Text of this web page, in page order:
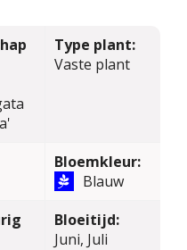
Type plant:
Vaste plant
Bloemkleur:
Blauw
Bloeitijd:
Juni, Juli